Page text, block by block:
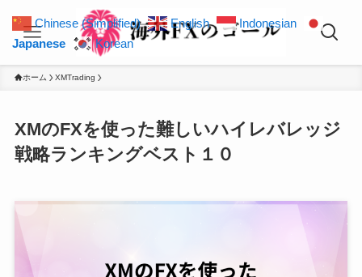
ホーム XMTrading
XMのFXを使った難しいハイレバレッジ
戦略ランキングベスト１０
Chinese (Simplified) English
Indonesian
Japanese
Korean